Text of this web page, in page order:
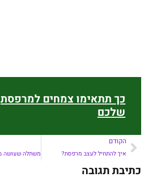
כך תתאימו צמחים למרפסת
שלכם
הקודם
איך להתחיל לעצב מרפסת?
כתיבת תגובה